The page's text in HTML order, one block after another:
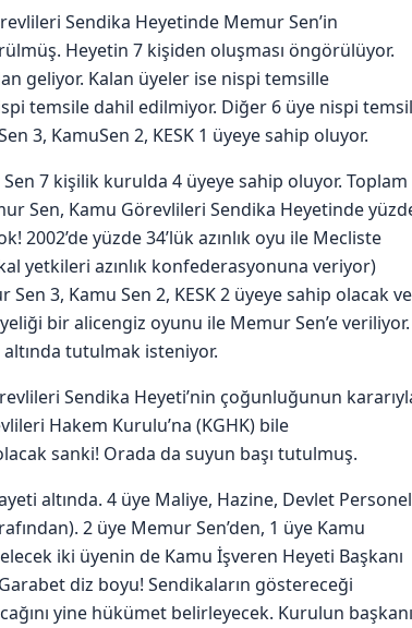
Sendika Heyetinde Memur Sen’in
Heyetin 7 kişiden oluşması öngörülüyor.
geliyor. Kalan üyeler ise nispi temsille
temsile dahil edilmiyor. Diğer 6 üye nispi temsil
3, KamuSen 2, KESK 1 üyeye sahip oluyor.
7 kişilik kurulda 4 üyeye sahip oluyor. Toplam
Sen, Kamu Görevlileri Sendika Heyetinde
2002’de yüzde 34’lük azınlık oyu ile Mecliste
yetkileri azınlık konfederasyonuna veriyor)
3, Kamu Sen 2, KESK 2 üyeye sahip olacak ve
bir alicengiz oyunu ile Memur Sen’e veriliyor.
tutulmak isteniyor.
Sendika Heyeti’nin çoğunluğunun
Hakem Kurulu’na (KGHK) bile
sanki! Orada da suyun başı tutulmuş.
altında. 4 üye Maliye, Hazine, Devlet Personel
2 üye Memur Sen’den, 1 üye Kamu
iki üyenin de Kamu İşveren Heyeti Başkanı
diz boyu! Sendikaların göstereceği
yine hükümet belirleyecek. Kurulun başkanı